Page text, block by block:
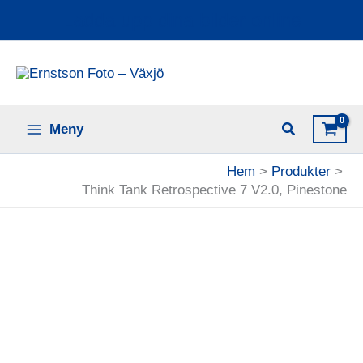
Meny
Hem
Produkter
Think Tank Retrospective 7 V2.0, Pinestone